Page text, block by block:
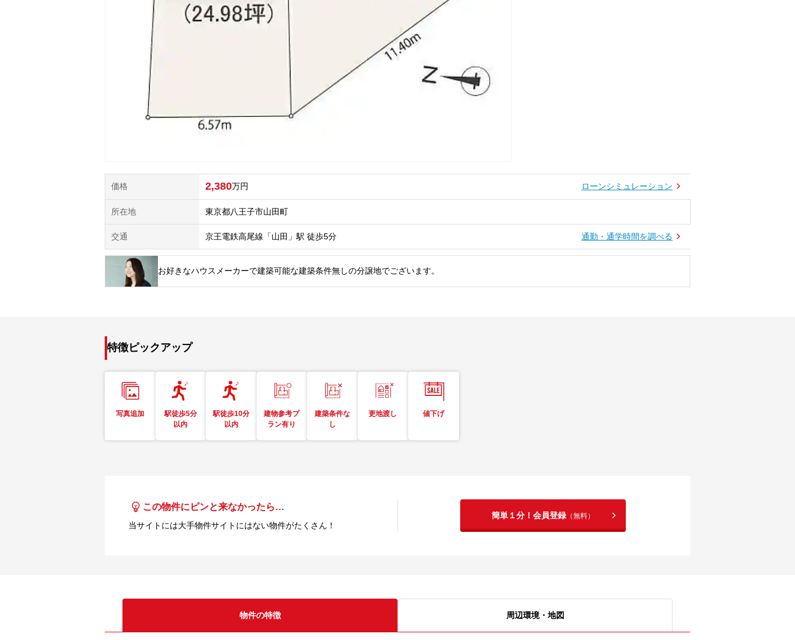
価格 2,380万円 ローンシミュレーション
所在地 東京都八王子市山田町
交通 京王電鉄高尾線「山田」駅 徒歩5分 通勤・通学時間を調べる
お好きなハウスメーカーで建築可能な建築条件無しの分譲地でございます。
特徴ピックアップ
写真追加
駅徒歩5分
以内
駅徒歩10分
以内
建物参考プ
ラン有り
建築条件な
し
更地渡し 値下げ
この物件にピンと来なかったら…
当サイトには大手物件サイトにはない物件がたくさん！
簡単１分！会員登録 （無料）
物件の特徴 周辺環境・地図